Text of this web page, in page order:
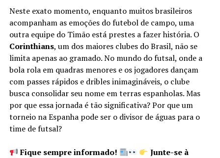
Neste exato momento, enquanto muitos brasileiros
acompanham as emoções do futebol de campo, uma
outra equipe do Timão está prestes a fazer história. O
Corinthians, um dos maiores clubes do Brasil, não se
limita apenas ao gramado. No mundo do futsal, onde a
bola rola em quadras menores e os jogadores dançam
com passes rápidos e dribles inimagináveis, o clube
busca consolidar seu nome em terras espanholas. Mas
por que essa jornada é tão significativa? Por que um
torneio na Espanha pode ser o divisor de águas para o
time de futsal?
Fique sempre informado!
Junte-se à